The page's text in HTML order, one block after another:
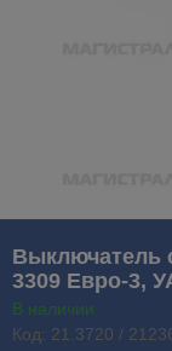
Выключатель
3309 Евро-3,
В наличии
Код: 21.3720 /